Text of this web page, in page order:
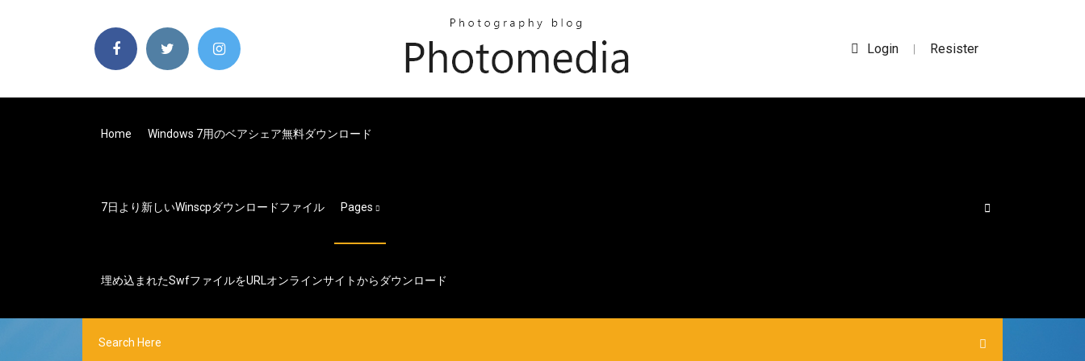
Login | Resister
Home Windows 7用のベアシェア無料ダウンロード
7日より新しいwinscpダウンロードファイル Pages
埋め込まれたswfファイルをURLオンラインサイトからダウンロード